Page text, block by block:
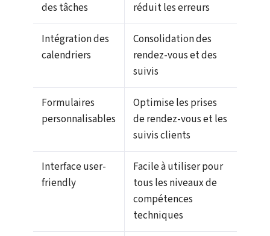
des tâches
réduit les erreurs
Intégration des
calendriers
Consolidation des
rendez-vous et des
suivis
Formulaires
personnalisables
Optimise les prises
de rendez-vous et les
suivis clients
Interface user-
friendly
Facile à utiliser pour
tous les niveaux de
compétences
techniques